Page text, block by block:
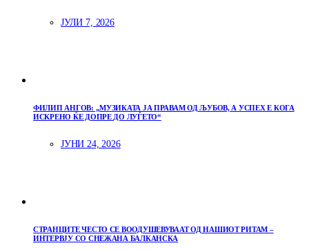
ЈУЛИ 7, 2026
ФИЛИП АНГОВ: „МУЗИКАТА ЈА ПРАВАМ ОД ЉУБОВ, А УСПЕХ Е КОГА
ИСКРЕНО ЌЕ ДОПРЕ ДО ЛУЃЕТО“
ЈУНИ 24, 2026
СТРАНЦИТЕ ЧЕСТО СЕ ВООДУШЕВУВААТ ОД НАШИОТ РИТАМ –
ИНТЕРВЈУ СО СНЕЖАНА БАЛКАНСКА